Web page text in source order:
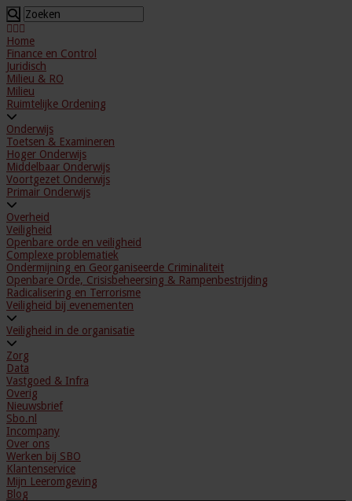
Home
Finance en Control
Juridisch
Milieu & RO
Milieu
Ruimtelijke Ordening
Onderwijs
Toetsen & Examineren
Hoger Onderwijs
Middelbaar Onderwijs
Voortgezet Onderwijs
Primair Onderwijs
Overheid
Veiligheid
Openbare orde en veiligheid
Complexe problematiek
Ondermijning en Georganiseerde Criminaliteit
Openbare Orde, Crisisbeheersing & Rampenbestrijding
Radicalisering en Terrorisme
Veiligheid bij evenementen
Veiligheid in de organisatie
Zorg
Data
Vastgoed & Infra
Overig
Nieuwsbrief
Sbo.nl
Incompany
Over ons
Werken bij SBO
Klantenservice
Mijn Leeromgeving
Blog